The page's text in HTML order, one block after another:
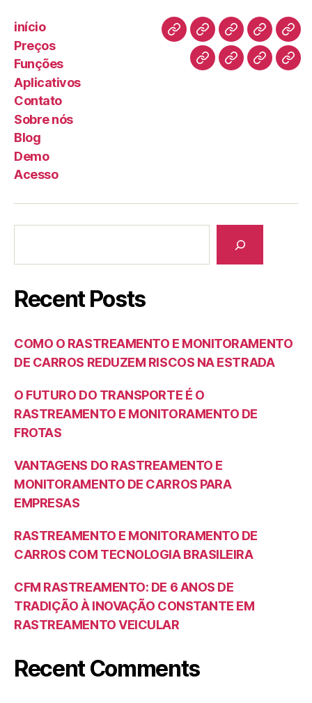
início
Preços
Funções
Aplicativos
Contato
Sobre nós
Blog
Demo
Acesso
Recent Posts
COMO O RASTREAMENTO E MONITORAMENTO
DE CARROS REDUZEM RISCOS NA ESTRADA
O FUTURO DO TRANSPORTE É O
RASTREAMENTO E MONITORAMENTO DE
FROTAS
VANTAGENS DO RASTREAMENTO E
MONITORAMENTO DE CARROS PARA
EMPRESAS
RASTREAMENTO E MONITORAMENTO DE
CARROS COM TECNOLOGIA BRASILEIRA
CFM RASTREAMENTO: DE 6 ANOS DE
TRADIÇÃO À INOVAÇÃO CONSTANTE EM
RASTREAMENTO VEICULAR
Recent Comments